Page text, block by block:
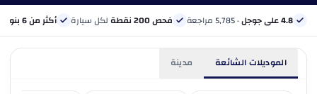
4.8 على جوجل · 5,785 مراجعة فحص 200 نقطة لكل سيارة أكثر من 6 بنوك
الموديلات الشائعة مدينة